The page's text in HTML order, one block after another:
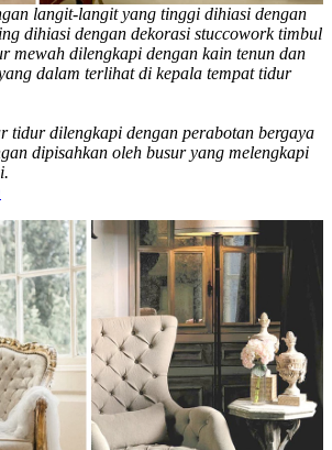
langit-langit yang tinggi dihiasi dengan
dihiasi dengan dekorasi stuccowork timbul
mewah dilengkapi dengan kain tenun dan
dalam terlihat di kepala tempat tidur
tidur dilengkapi dengan perabotan bergaya
dipisahkan oleh busur yang melengkapi